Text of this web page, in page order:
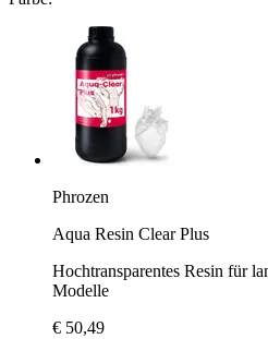
Phrozen
Aqua Resin Clear Plus
Hochtransparentes Resin für
Modelle
€ 50,49